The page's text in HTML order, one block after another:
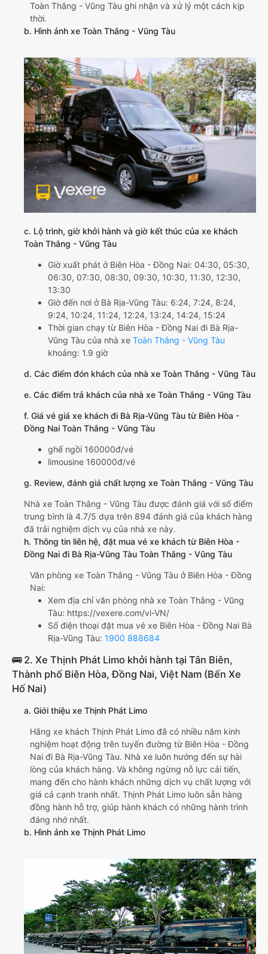
Toàn Thắng - Vũng Tàu ghi nhận và xử lý một cách kịp
thời.
b. Hình ảnh xe Toàn Thắng - Vũng Tàu
c. Lộ trình, giờ khởi hành và giờ kết thúc của xe khách
Toàn Thắng - Vũng Tàu
Giờ xuất phát ở Biên Hòa - Đồng Nai: 04:30, 05:30,
06:30, 07:30, 08:30, 09:30, 10:30, 11:30, 12:30,
13:30
Giờ đến nơi ở Bà Rịa-Vũng Tàu: 6:24, 7:24, 8:24,
9:24, 10:24, 11:24, 12:24, 13:24, 14:24, 15:24
Thời gian chạy từ Biên Hòa - Đồng Nai đi Bà Rịa-
Vũng Tàu của nhà xe Toàn Thắng - Vũng Tàu
khoảng: 1.9 giờ
d. Các điểm đón khách của nhà xe Toàn Thắng - Vũng Tàu
e. Các điểm trả khách của nhà xe Toàn Thắng - Vũng Tàu
f. Giá vé giá xe khách đi Bà Rịa-Vũng Tàu từ Biên Hòa -
Đồng Nai Toàn Thắng - Vũng Tàu
ghế ngồi 160000đ/vé
limousine 160000đ/vé
g. Review, đánh giá chất lượng xe Toàn Thắng - Vũng Tàu
Nhà xe Toàn Thắng - Vũng Tàu được đánh giá với số điểm
trung bình là 4.7/5 dựa trên 894 đánh giá của khách hàng
đã trải nghiệm dịch vụ của nhà xe này.
h. Thông tin liên hệ, đặt mua vé xe khách từ Biên Hòa -
Đồng Nai đi Bà Rịa-Vũng Tàu Toàn Thắng - Vũng Tàu
Văn phòng xe Toàn Thắng - Vũng Tàu ở Biên Hòa - Đồng
Nai:
Xem địa chỉ văn phòng nhà xe Toàn Thắng - Vũng
Tàu: https://vexere.com/vi-VN/
Số điện thoại đặt mua vé xe Biên Hòa - Đồng Nai Bà
Rịa-Vũng Tàu: 1900 888684
🚌 2. Xe Thịnh Phát Limo khởi hành tại Tân Biên,
Thành phố Biên Hòa, Đồng Nai, Việt Nam (Bến Xe
Hố Nai)
a. Giới thiệu xe Thịnh Phát Limo
Hãng xe khách Thịnh Phát Limo đã có nhiều năm kinh
nghiệm hoạt động trên tuyến đường từ Biên Hòa - Đồng
Nai đi Bà Rịa-Vũng Tàu. Nhà xe luôn hướng đến sự hài
lòng của khách hàng. Và không ngừng nỗ lực cải tiến,
mang đến cho hành khách những dịch vụ chất lượng với
giá cả cạnh tranh nhất. Thịnh Phát Limo luôn sẵn hàng
đồng hành hỗ trợ, giúp hành khách có những hành trình
đáng nhớ nhất.
b. Hình ảnh xe Thịnh Phát Limo